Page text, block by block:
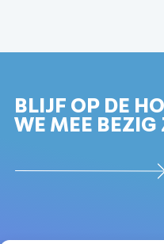
BLIJF OP DE
WE MEE BEZIG